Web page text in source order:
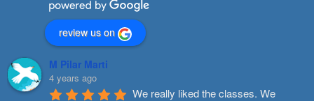
review us on
M Pilar Marti
4 years ago
We really liked the classes. We